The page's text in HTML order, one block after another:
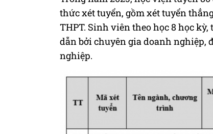
thức xét tuyển, gồm xét tuyển
THPT. Sinh viên theo học 8 học
dẫn bởi chuyên gia doanh nghiệp,
nghiệp.